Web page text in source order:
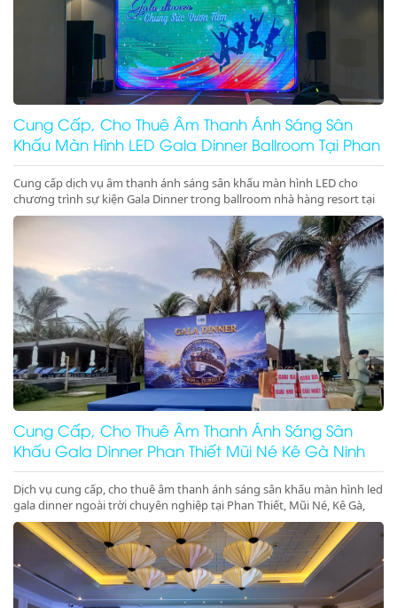
Cung Cấp, Cho Thuê Âm Thanh Ánh Sáng Sân
Khấu Màn Hình LED Gala Dinner Ballroom Tại Phan
Thiết Mũi Né Kê Gà Ninh Thuận Ninh Chữ Vĩnh Hy
Cung cấp dịch vụ âm thanh ánh sáng sân khấu màn hình LED cho
chương trình sự kiện Gala Dinner trong ballroom nhà hàng resort tại
Phan Thiết, Mũi Né, Kê Gà, Ninh Thuận, Ninh Chữ, Vĩnh Hy chuyên
nghiệp, đẳng cấp. Đặt lịch ngay nhận ưu đãi lớn!
Cung Cấp, Cho Thuê Âm Thanh Ánh Sáng Sân
Khấu Gala Dinner Phan Thiết Mũi Né Kê Gà Ninh
Thuận Giá Rẻ Uy Tín
Dịch vụ cung cấp, cho thuê âm thanh ánh sáng sân khấu màn hình led
gala dinner ngoài trời chuyên nghiệp tại Phan Thiết, Mũi Né, Kê Gà,
Ninh Thuận, Ninh Chữ, Vĩnh Hy. Hệ thống hiện đại, setup trọn gói, gọi
ngay nhận ưu đãi lớn!